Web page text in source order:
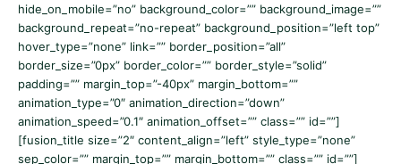
hide_on_mobile=”no” background_color=”” background_image=””
background_repeat=”no-repeat” background_position=”left top”
hover_type=”none” link=”” border_position=”all”
border_size=”0px” border_color=”” border_style=”solid”
padding=”” margin_top=”-40px” margin_bottom=””
animation_type=”0″ animation_direction=”down”
animation_speed=”0.1″ animation_offset=”” class=”” id=””]
[fusion_title size=”2″ content_align=”left” style_type=”none”
sep_color=”” margin_top=”” margin_bottom=”” class=”” id=””]